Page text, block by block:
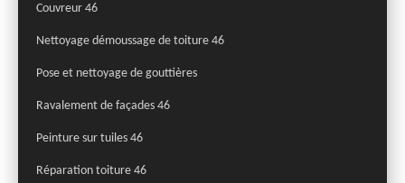
Couvreur 46
Nettoyage démoussage de toiture 46
Pose et nettoyage de gouttières
Ravalement de façades 46
Peinture sur tuiles 46
Réparation toiture 46